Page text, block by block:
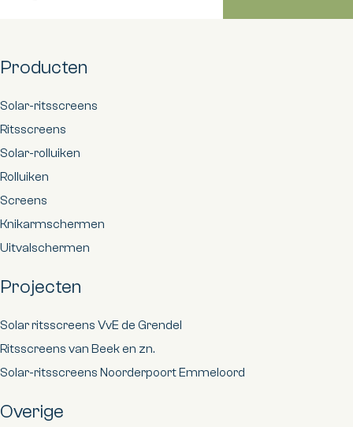
Producten
Solar-ritsscreens
Ritsscreens
Solar-rolluiken
Rolluiken
Screens
Knikarmschermen
Uitvalschermen
Projecten
Solar ritsscreens VvE de Grendel
Ritsscreens van Beek en zn.
Solar-ritsscreens Noorderpoort Emmeloord
Overige